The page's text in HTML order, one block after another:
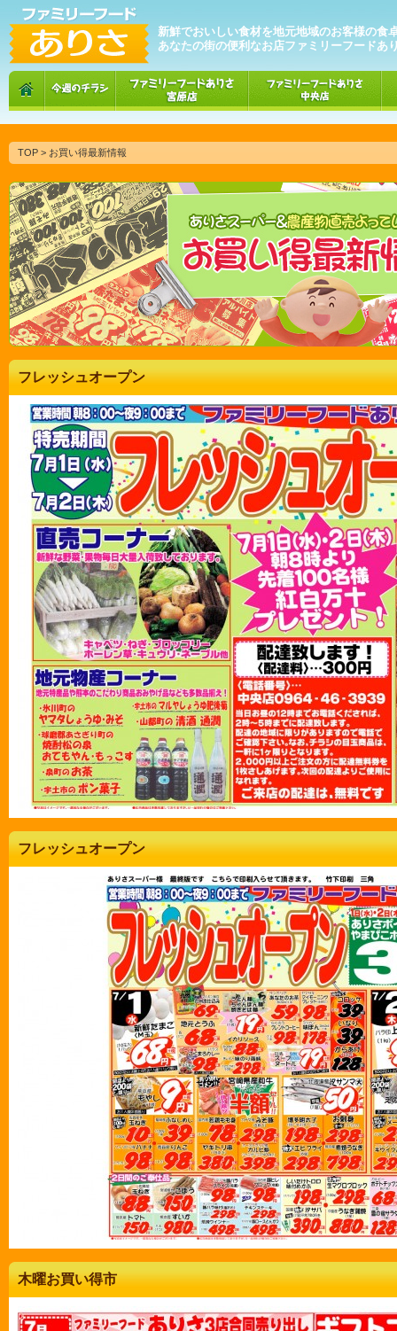
新鮮でおいしい食材を地元地域のお客様の食
あなたの街の便利なお店ファミリーフードあ
TOP > お買い得最新情報
フレッシュオープン
フレッシュオープン
木曜お買い得市